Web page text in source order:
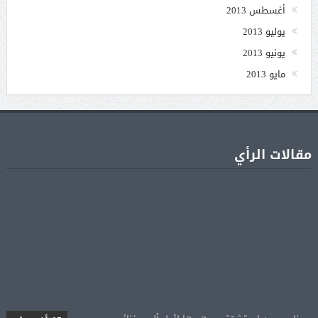
أغسطس 2013
يوليو 2013
يونيو 2013
مايو 2013
مقالات الرأي